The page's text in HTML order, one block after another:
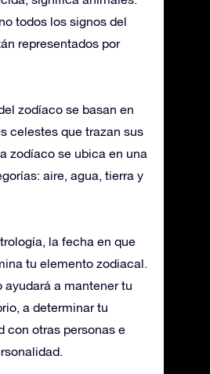
todos los signos del
representados por
zodíaco se basan en
celestes que trazan sus
zodíaco se ubica en una
aire, agua, tierra y
la fecha en que
tu elemento zodiacal.
ayudará a mantener tu
a determinar tu
con otras personas e